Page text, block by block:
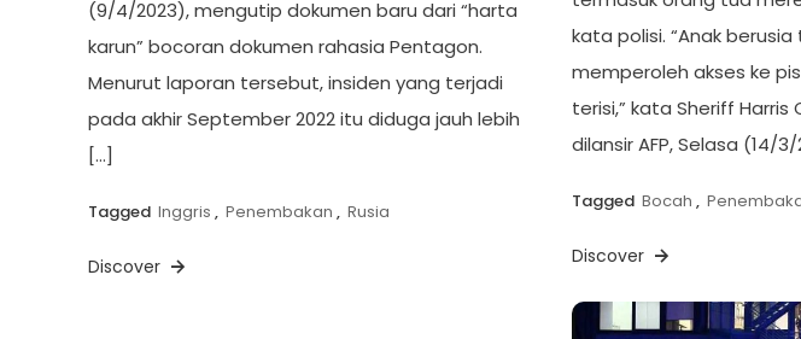
(9/4/2023), mengutip dokumen baru dari “harta
karun” bocoran dokumen rahasia Pentagon.
Menurut laporan tersebut, insiden yang terjadi
pada akhir September 2022 itu diduga jauh lebih
[…]
Tagged Inggris , Penembakan , Rusia
Discover
kata polisi. “Anak
memperoleh akses ke
terisi,” kata Sheriff Harris
dilansir AFP, Selasa (14/
Tagged Bocah ,
Discover